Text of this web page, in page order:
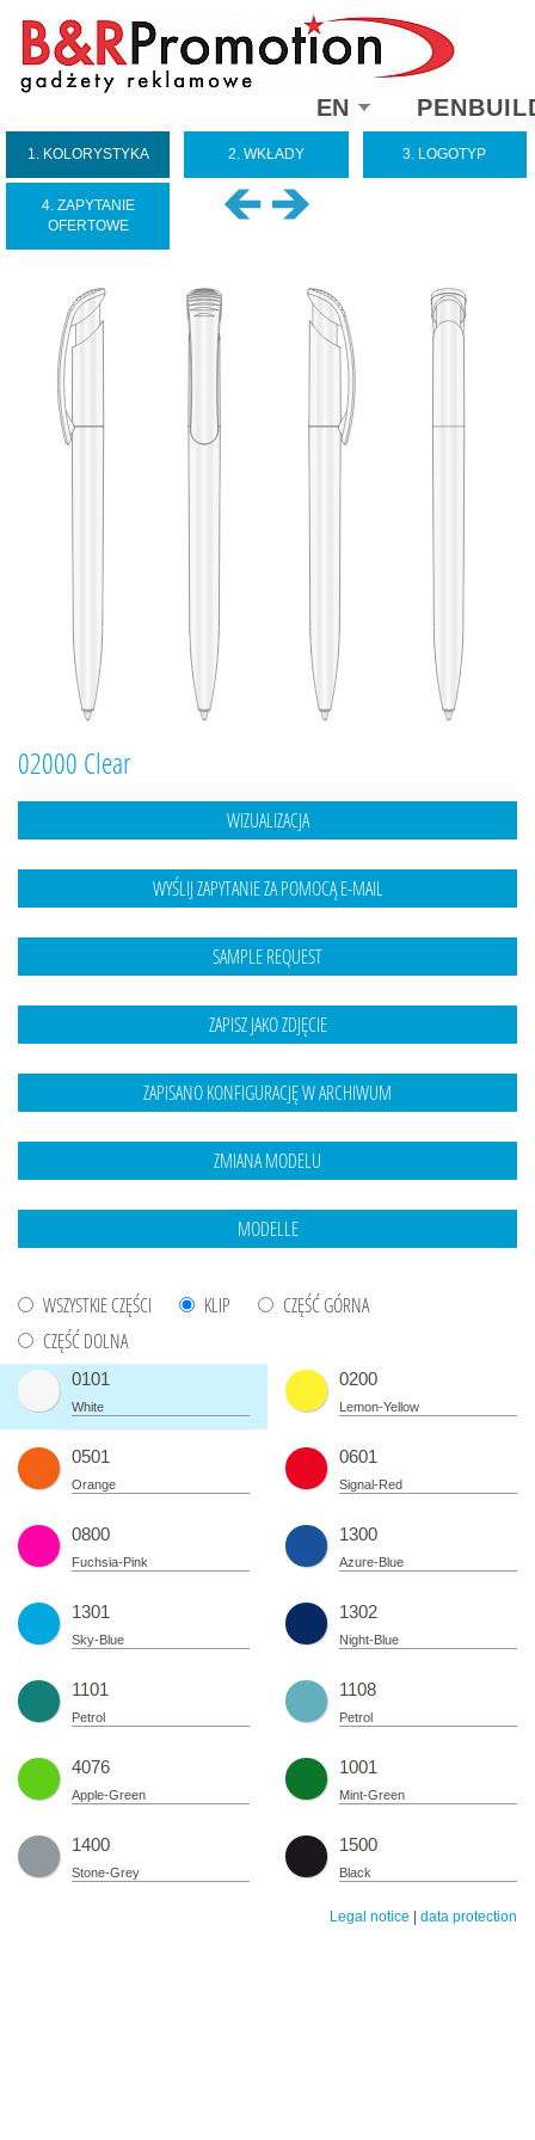
Select
yourEN
1. KOLORYSTYKA 2. WKŁADY 3. LOGOTYP
4. ZAPYTANIE
OFERTOWE
02000 Clear
WSZYSTKIE CZĘŚCI KLIP
CZĘŚĆ GÓRNA
CZĘŚĆ DOLNA
0101
White
0200
Lemon-Yellow
0501
Orange
0601
Signal-Red
0800
Fuchsia-Pink
1300
Azure-Blue
1301
Sky-Blue
1302
Night-Blue
1101
Petrol
1108
Petrol
4076
Apple-Green
1001
Mint-Green
1400
Stone-Grey
1500
Black
Legal notice | data protection